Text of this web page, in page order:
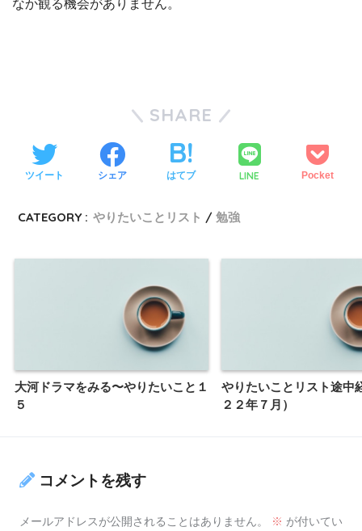
なか観る機会がありません。
SHARE
ツイート シェア はてブ LINE Pocket
CATEGORY : やりたいことリスト 勉強
大河ドラマをみる〜やりたいこと１
５
やりたいことリスト途中
２２年７月）
コメントを残す
メールアドレスが公開されることはありません。 ※ が付いてい